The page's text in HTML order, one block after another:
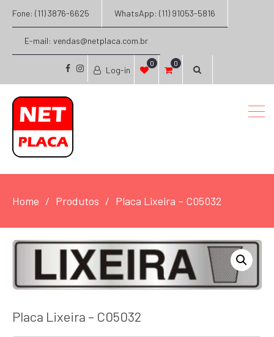
Fone: (11) 3876-6625 WhatsApp: (11) 91053-5816
E-mail: vendas@netplaca.com.br
facebook
instagram
Log-in
0 0
Home Produtos Placa Lixeira – C05032
Placa Lixeira – C05032